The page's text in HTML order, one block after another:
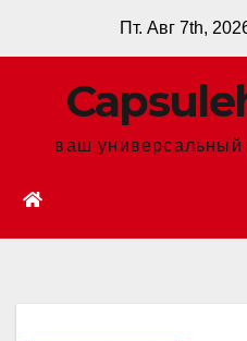
Пт. Авг 7th,
ваш универсальный